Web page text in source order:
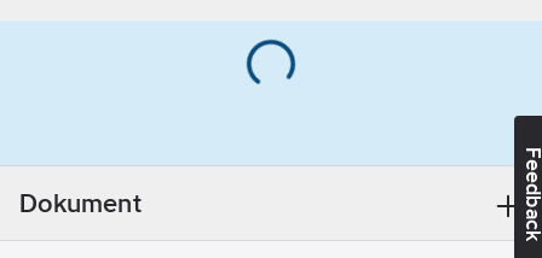
Bussystem
Nej
Bussystem
Dokument